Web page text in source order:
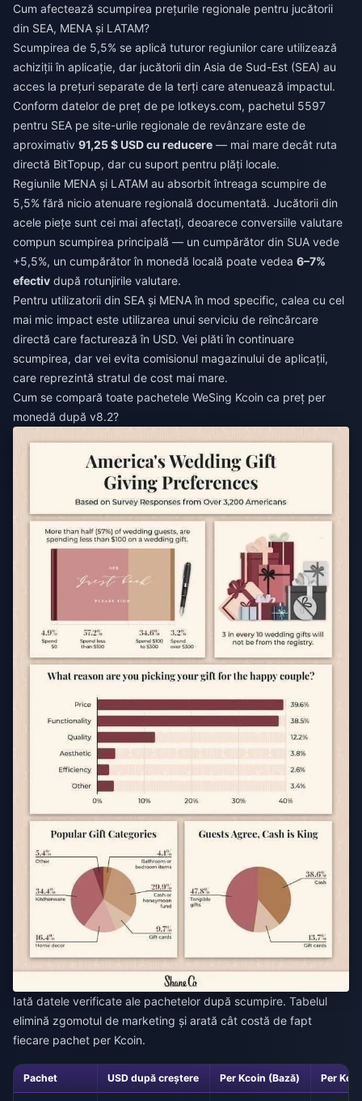
Cum afectează scumpirea prețurile regionale pentru jucătorii
din SEA, MENA și LATAM?
Scumpirea de 5,5% se aplică tuturor regiunilor care utilizează
achiziții în aplicație, dar jucătorii din Asia de Sud-Est (SEA) au
acces la prețuri separate de la terți care atenuează impactul.
Conform datelor de preț de pe lotkeys.com, pachetul 5597
pentru SEA pe site-urile regionale de revânzare este de
aproximativ 91,25 $ USD cu reducere — mai mare decât ruta
directă BitTopup, dar cu suport pentru plăți locale.
Regiunile MENA și LATAM au absorbit întreaga scumpire de
5,5% fără nicio atenuare regională documentată. Jucătorii din
acele piețe sunt cei mai afectați, deoarece conversiile valutare
compun scumpirea principală — un cumpărător din SUA vede
+5,5%, un cumpărător în monedă locală poate vedea 6–7%
efectiv după rotunjirile valutare.
Pentru utilizatorii din SEA și MENA în mod specific, calea cu cel
mai mic impact este utilizarea unui serviciu de reîncărcare
directă care facturează în USD. Vei plăti în continuare
scumpirea, dar vei evita comisionul magazinului de aplicații,
care reprezintă stratul de cost mai mare.
Cum se compară toate pachetele WeSing Kcoin ca preț per
monedă după v8.2?
Iată datele verificate ale pachetelor după scumpire. Tabelul
elimină zgomotul de marketing și arată cât costă de fapt
fiecare pachet per Kcoin.
Pachet USD după creștere Per Kcoin (Bază) Per